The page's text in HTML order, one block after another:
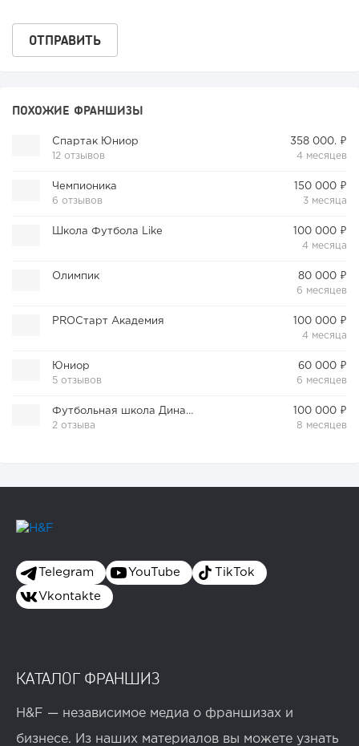
ПОХОЖИЕ ФРАНШИЗЫ
Спартак Юниор
12 отзывов
358 000. ₽
4 месяцев
Чемпионика
6 отзывов
150 000 ₽
3 месяца
Школа Футбола Like
100 000 ₽
4 месяца
Олимпик
80 000 ₽
6 месяцев
PROСтарт Академия
100 000 ₽
4 месяца
Юниор
5 отзывов
60 000 ₽
6 месяцев
Футбольная школа Динамо
2 отзыва
100 000 ₽
8 месяцев
Telegram YouTube TikTok
Vkontakte
КАТАЛОГ ФРАНШИЗ
H&F — независимое медиа о франшизах и
бизнесе. Из наших материалов вы можете узнать